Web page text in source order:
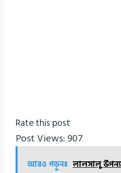
Rate this post
Post Views: 907
আরও পড়ুনঃ লালসালু